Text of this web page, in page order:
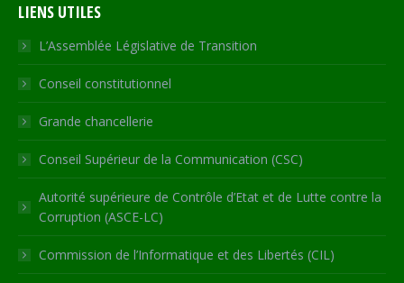
opens
in
new
window
opens
in
new
window
opens
in
new
window
in
new
window
opens
in
new
LIENS UTILES
L’Assemblée Législative de Transition
Conseil constitutionnel
Grande chancellerie
Conseil Supérieur de la Communication (CSC)
Autorité supérieure de Contrôle d’Etat et de Lutte contre la
Corruption (ASCE-LC)
Commission de l’Informatique et des Libertés (CIL)